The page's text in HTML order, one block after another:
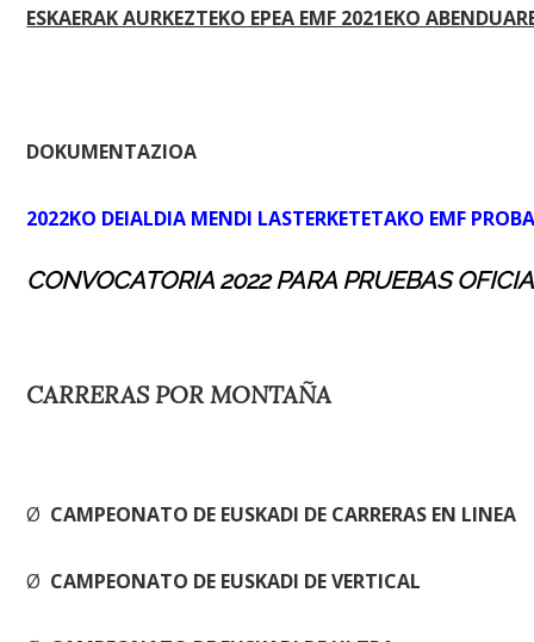
ESKAERAK AURKEZTEKO EPEA EMF 2021EKO
DOKUMENTAZIOA
2022KO DEIALDIA MENDI LASTERKETETAKO EMF
CONVOCATORIA 2022 PARA PRUEBAS
CARRERAS POR MONTAÑA
Ø CAMPEONATO DE EUSKADI DE CARRERAS EN LINEA
Ø CAMPEONATO DE EUSKADI DE VERTICAL